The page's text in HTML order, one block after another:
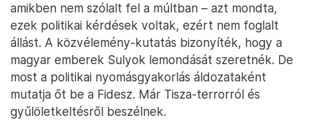
amikben nem szólalt fel a múltban – azt mondta,
ezek politikai kérdések voltak, ezért nem foglalt
állást. A közvélemény-kutatás bizonyíték, hogy a
magyar emberek Sulyok lemondását szeretnék. De
most a politikai nyomásgyakorlás áldozataként
mutatja őt be a Fidesz. Már Tisza-terrorról és
gyűlöletkeltésről beszélnek.